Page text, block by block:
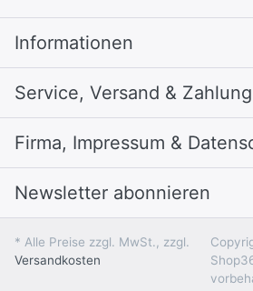
Informationen
Service, Versand & Zahlung
Firma, Impressum &
Newsletter abonnieren
* Alle Preise zzgl. MwSt., zzgl.
Versandkosten